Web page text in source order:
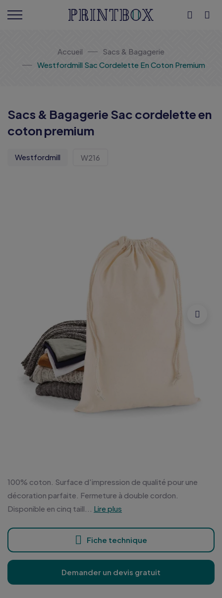
Accueil
Sacs & Bagagerie
Westfordmill Sac Cordelette En Coton Premium
Sacs & Bagagerie Sac cordelette en
coton premium
Westfordmill W216
100% coton. Surface d'impression de qualité pour une
décoration parfaite. Fermeture à double cordon.
Disponible en cinq taill...
Lire plus
Fiche technique
Demander un devis gratuit